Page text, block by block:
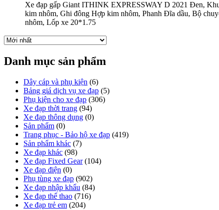
Xe đạp gấp Giant ITHINK EXPRESSWAY D 2021 Đen,
kim nhôm, Ghi đông Hợp kim nhôm, Phanh Đĩa dầu, Bộ
nhôm, Lốp xe 20*1.75
Danh mục sản phẩm
Dây cáp và phụ kiện (6)
Bảng giá dịch vụ xe đạp (5)
Phụ kiện cho xe đạp (306)
Xe đạp thời trang (94)
Xe đạp thông dụng (0)
Sản phẩm (0)
Trang phục - Bảo hộ xe đạp (419)
Sản phẩm khác (7)
Xe đạp khác (98)
Xe đạp Fixed Gear (104)
Xe đạp điện (0)
Phụ tùng xe đạp (902)
Xe đạp nhập khẩu (84)
Xe đạp thể thao (716)
Xe đạp trẻ em (204)